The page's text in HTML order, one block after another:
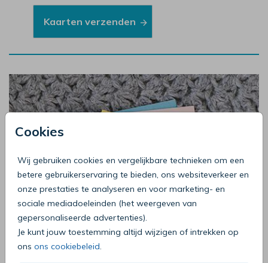
Cookies
Wij gebruiken cookies en vergelijkbare technieken om een
betere gebruikerservaring te bieden, ons websiteverkeer en
onze prestaties te analyseren en voor marketing- en
sociale mediadoeleinden (het weergeven van
gepersonaliseerde advertenties).
Je kunt jouw toestemming altijd wijzigen of intrekken op
ons ons cookiebeleid
Kaarten verzenden